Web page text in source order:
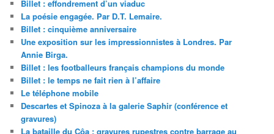
Billet : effondrement d’un viaduc
La poésie engagée. Par D.T. Lemaire.
Billet : cinquième anniversaire
Une exposition sur les impressionnistes à Londres. Par
Annie Birga.
Billet : les footballeurs français champions du monde
Billet : le temps ne fait rien à l’affaire
Le téléphone mobile
Descartes et Spinoza à la galerie Saphir (conférence et
gravures)
La bataille du Côa : gravures rupestres contre barrage au